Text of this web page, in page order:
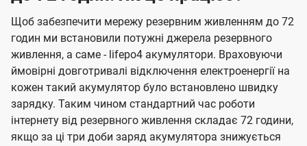
Щоб забезпечити мережу резервним живленням до 72
годин ми встановили потужні джерела резервного
живлення, а саме - lifepo4 акумулятори. Враховуючи
ймовірні довготривалі відключення електроенергії на
кожен такий акумулятор було встановлено швидку
зарядку. Таким чином стандартний час роботи
інтернету від резервного живлення складає 72 години,
якщо за ці три доби заряд акумулятора знижується